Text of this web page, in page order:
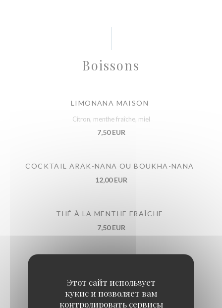
Этот сайт использует
кукис и позволяет вам
контролировать сервисы
Boissons
LIMONANA MAISON
Citron, menthe fraîche, miel
7,50 EUR
COCKTAIL ARAK-NANA OU BOUKHA-NANA
12,00 EUR
THÉ À LA MENTHE FRAÎCHE
7,50 EUR